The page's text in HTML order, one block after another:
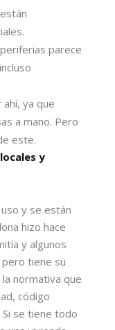
parece
ya que
a mano. Pero
este.
y
y se están
hizo hace
y algunos
pero tiene su
normativa que
código
se tiene todo